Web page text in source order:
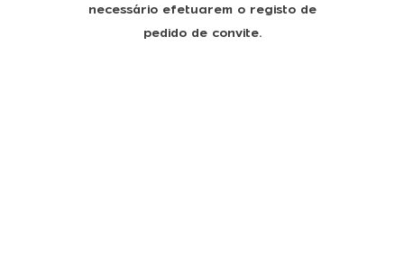
necessário efetuarem o registo de
pedido de convite.